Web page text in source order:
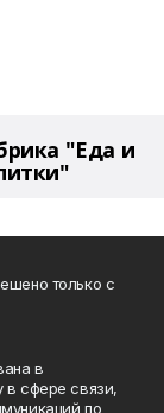
"Еда и
только с
в
в сфере связи,
по